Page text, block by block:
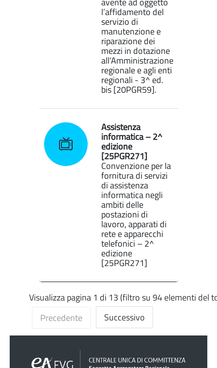
l’affidamento del
servizio di
manutenzione e
riparazione dei
mezzi in dotazione
all’Amministrazione
regionale e agli enti
regionali - 3^ ed.
bis [20PGR59].
Assistenza
informatica – 2^
edizione
[25PGR271]
Convenzione per la
fornitura di servizi
di assistenza
informatica negli
ambiti delle
postazioni di
lavoro, apparati di
rete e apparecchi
telefonici – 2^
edizione
[25PGR271]
Visualizza pagina 1 di 13 (filtro su 94 elementi del
Precedente
Successivo